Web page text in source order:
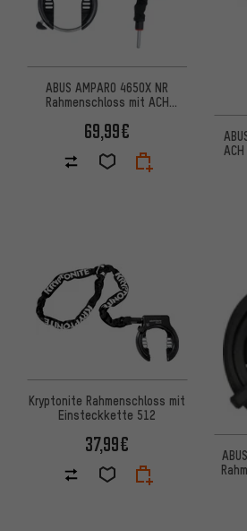
ABUS AMPARO 4650X NR
Rahmenschloss mit ACH
69,99€
Kryptonite Rahmenschloss mit
Einsteckkette 512
37,99€